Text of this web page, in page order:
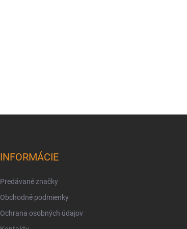
INFORMÁCIE
Predávané značky
Obchodné podmienky
Ochrana osobných údajov